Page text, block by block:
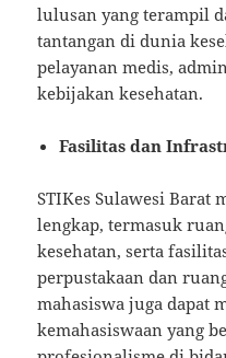
lulusan yang terampil
tantangan di dunia
pelayanan medis,
kebijakan kesehatan.
Fasilitas dan
STIKes Sulawesi Barat
lengkap, termasuk
kesehatan, serta
perpustakaan dan
mahasiswa juga dapat
kemahasiswaan yang